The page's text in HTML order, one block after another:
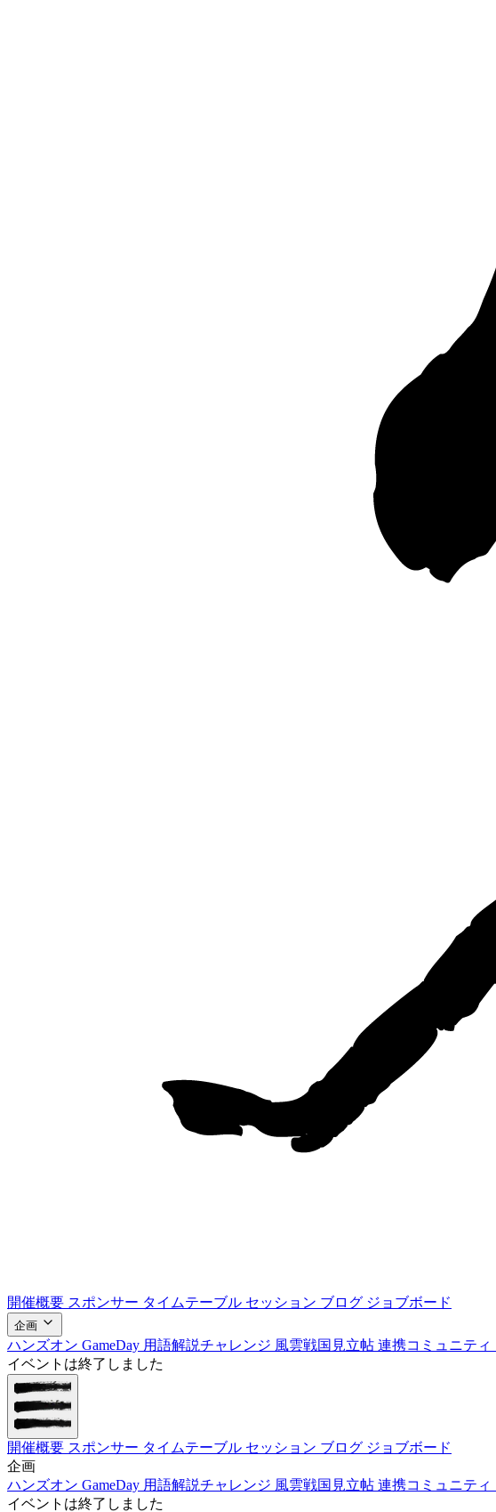
開催概要 スポンサー タイムテーブル セッション ブログ ジョブボード
企画
ハンズオン GameDay 用語解説チャレンジ 風雲戦国見立帖 連携コミュニティ
イベントは終了しました
開催概要 スポンサー タイムテーブル セッション ブログ ジョブボード
企画
ハンズオン GameDay 用語解説チャレンジ 風雲戦国見立帖 連携コミュニティ
イベントは終了しました